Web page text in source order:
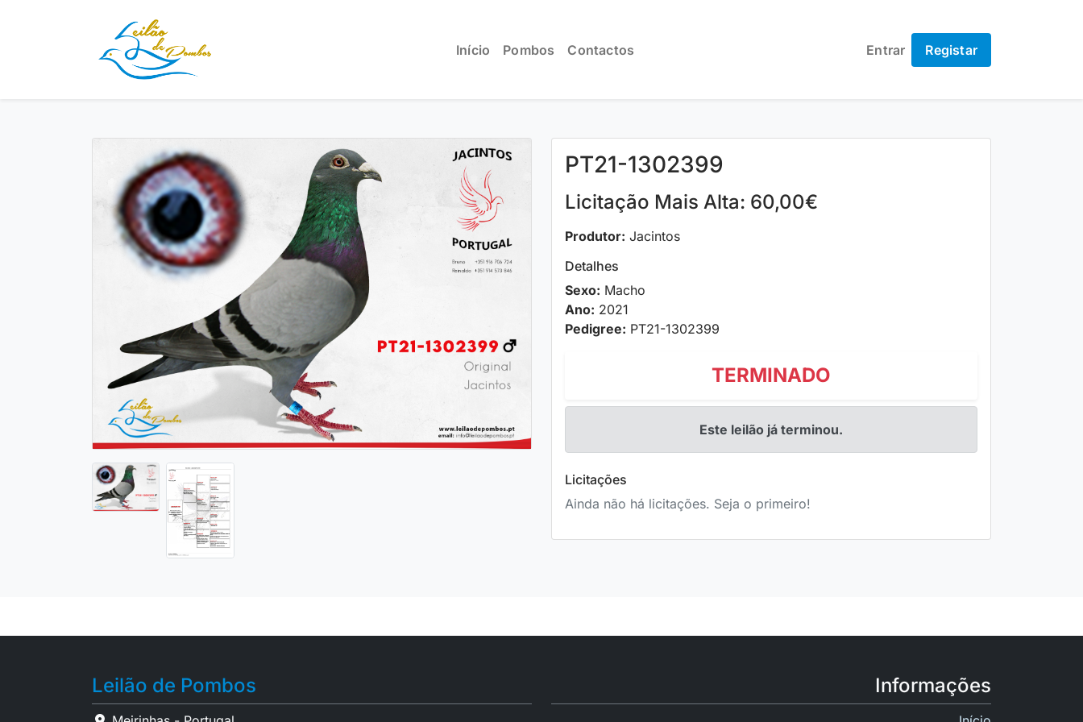
Início Pombos Contactos Entrar Registar
PT21-1302399
Licitação Mais Alta: 60,00€
Produtor: Jacintos
Detalhes
Sexo: Macho
Ano: 2021
Pedigree: PT21-1302399
TERMINADO
Este leilão já terminou.
Licitações
Ainda não há licitações. Seja o primeiro!
Leilão de Pombos Informações